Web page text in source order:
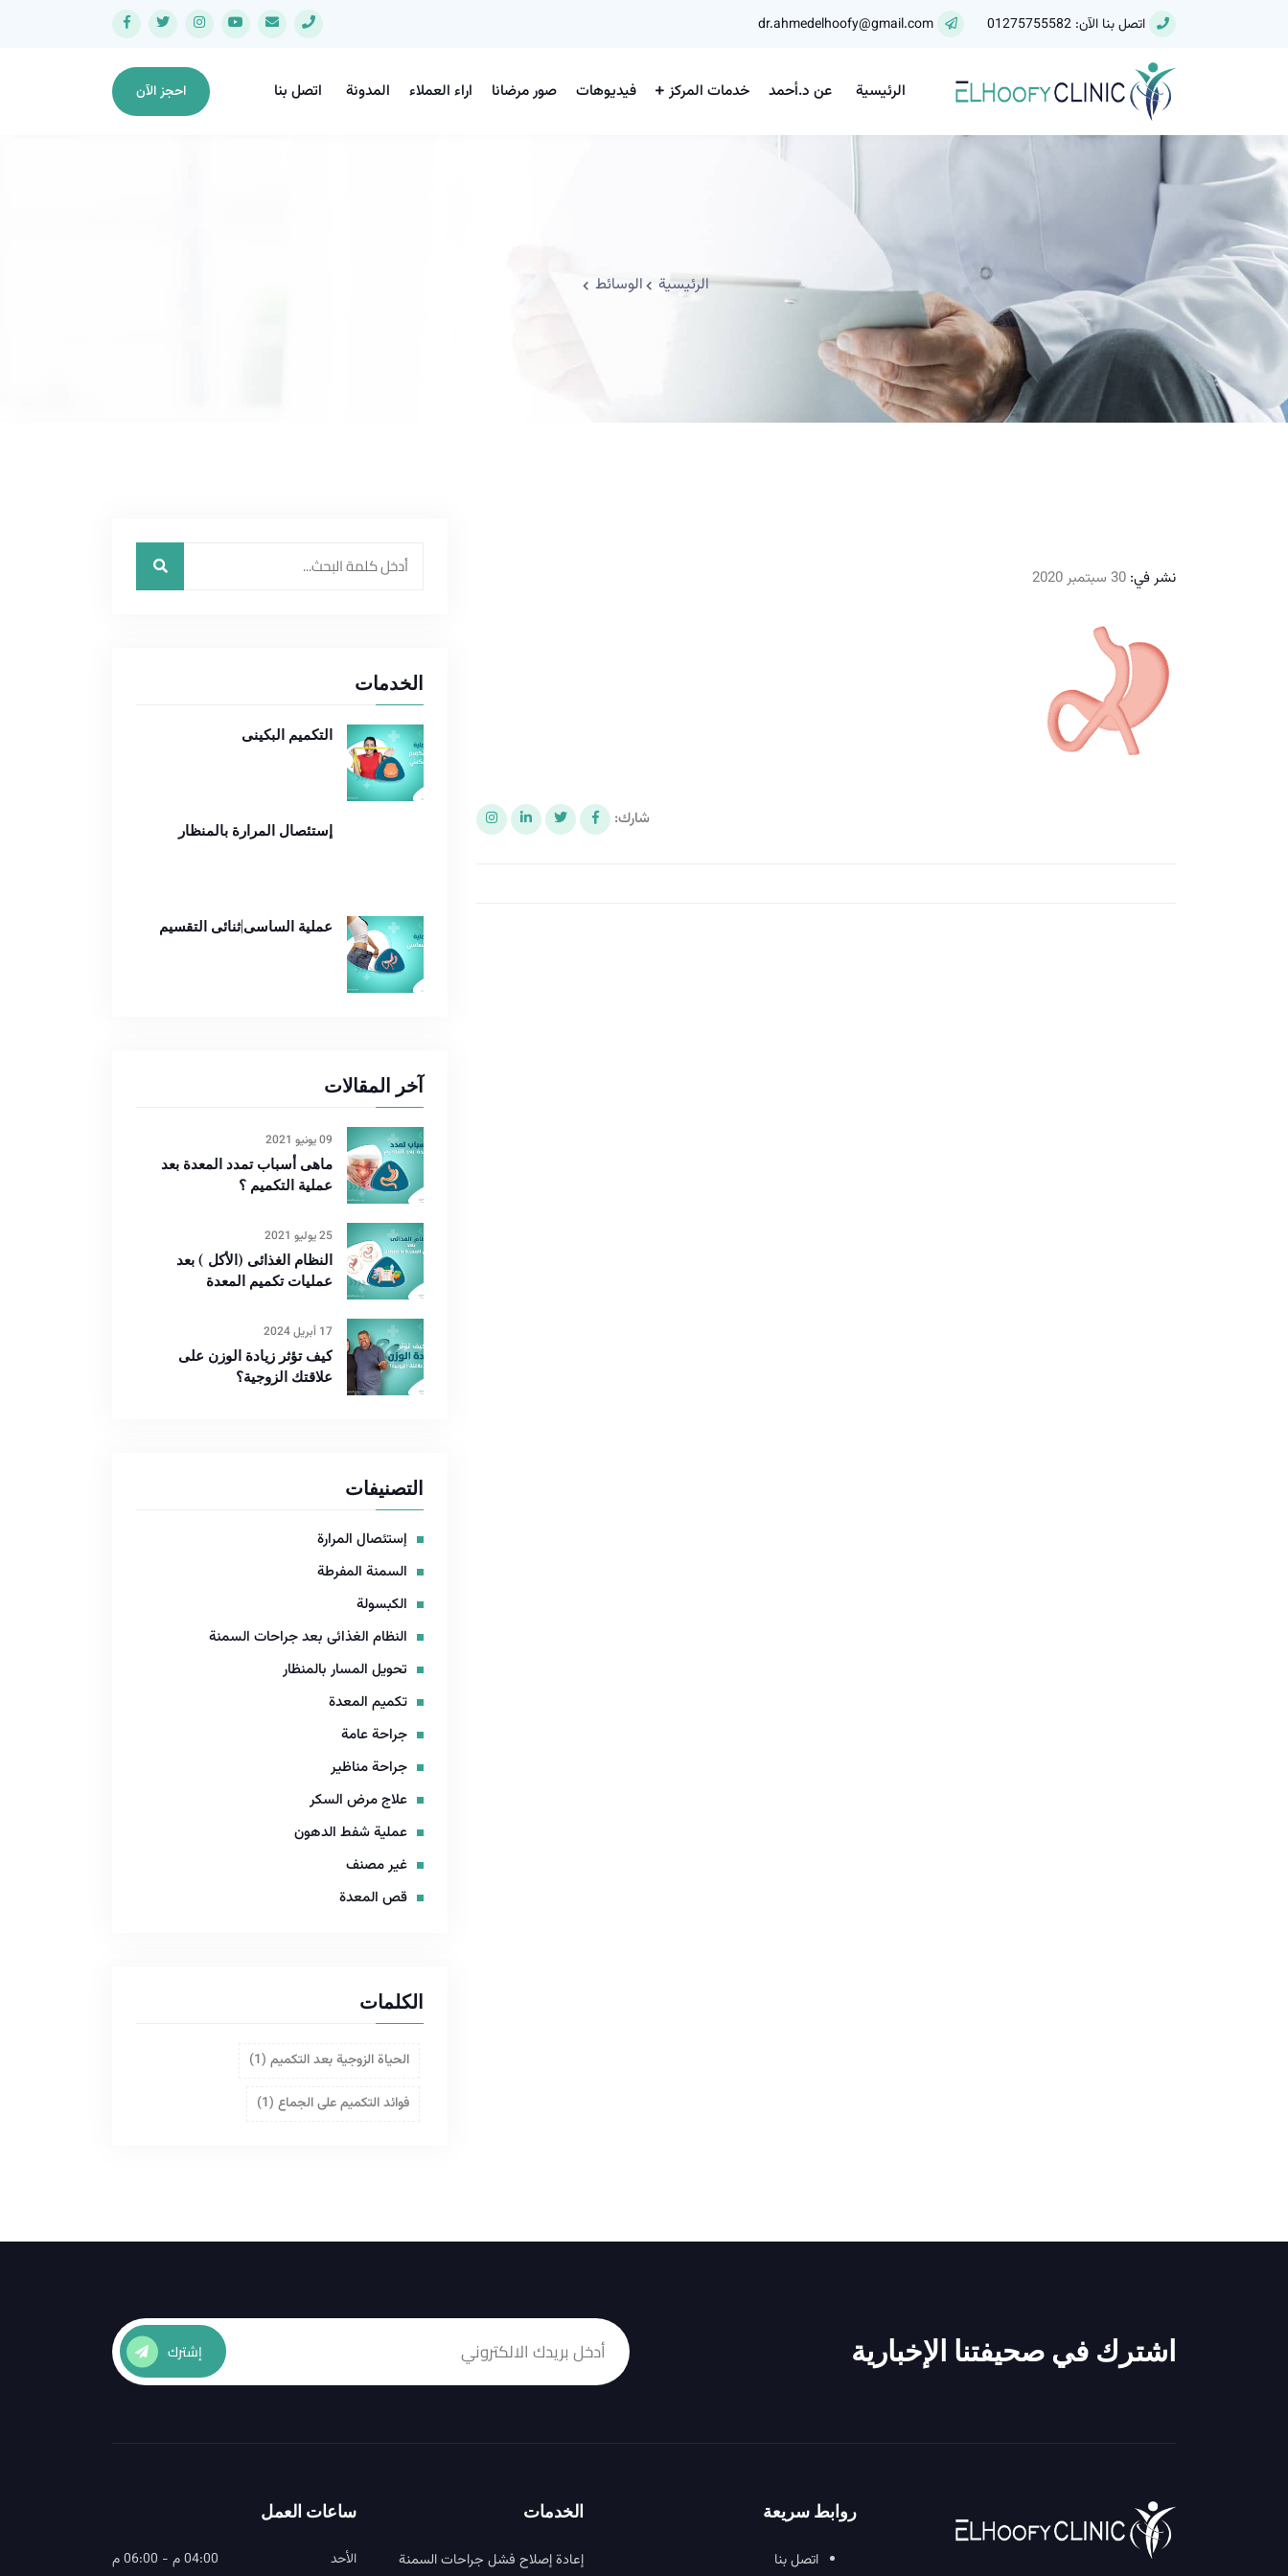
اتصل بنا الآن: 01275755582 dr.ahmedelhoofy@gmail.com
الرئيسية عن د.أحمد خدمات المركز فيديوهات صور مرضانا اراء العملاء المدونة اتصل بنا احجز الآن
الرئيسية الوسائط
نشر في: 30 سبتمبر 2020
شارك:
الخدمات
التكميم البكينى
إستئصال المرارة بالمنظار
عملية الساسى|ثنائى التقسيم
آخر المقالات
09 يونيو 2021
ماهى أسباب تمدد المعدة بعد
عملية التكميم ؟
25 يوليو 2021
النظام الغذائى (الأكل ) بعد
عمليات تكميم المعدة
17 أبريل 2024
كيف تؤثر زيادة الوزن على
علاقتك الزوجية؟
التصنيفات
إستئصال المرارة
السمنة المفرطة
الكبسولة
النظام الغذائى بعد جراحات السمنة
تحويل المسار بالمنظار
تكميم المعدة
جراحة عامة
جراحة مناظير
علاج مرض السكر
عملية شفط الدهون
غير مصنف
قص المعدة
الكلمات
الحياة الزوجية بعد التكميم (1)
فوائد التكميم على الجماع (1)
اشترك في صحيفتنا الإخبارية إشترك
روابط سريعة
اتصل بنا
الخدمات
إعادة إصلاح فشل جراحات السمنة
ساعات العمل
الأحد 04:00 م - 06:00 م